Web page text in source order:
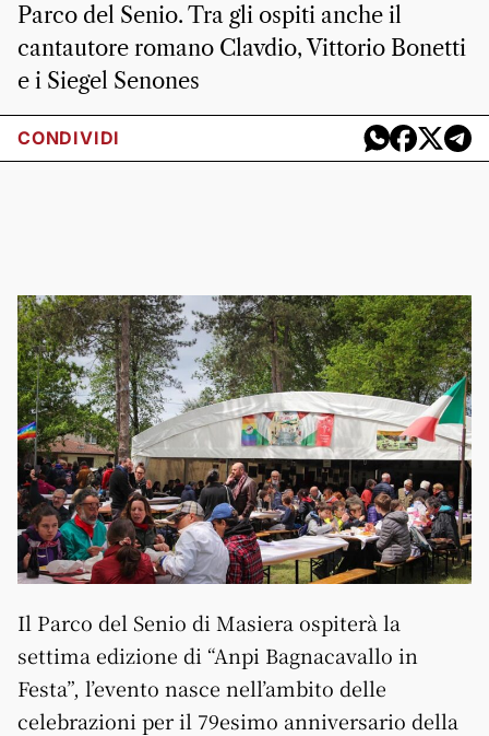
Parco del Senio. Tra gli ospiti anche il
cantautore romano Clavdio, Vittorio Bonetti
e i Siegel Senones
CONDIVIDI
Il Parco del Senio di Masiera ospiterà la
settima edizione di “Anpi Bagnacavallo in
Festa”, l’evento nasce nell’ambito delle
celebrazioni per il 79esimo anniversario della